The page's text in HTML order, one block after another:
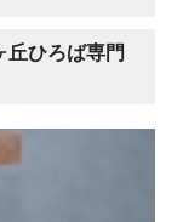
ひろば専門